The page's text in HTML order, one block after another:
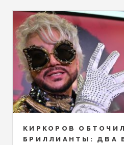
КИРКОРОВ
БРИЛЛИАНТЫ: ДВА